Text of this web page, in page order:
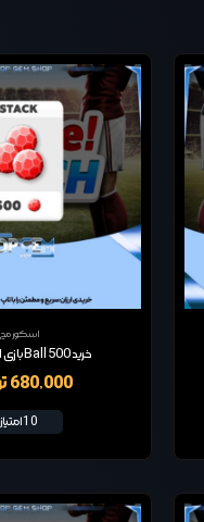
اسکور مچ
خرید 500 Ball بازی اسکور مچ
680,000 تومان
10 امتیاز